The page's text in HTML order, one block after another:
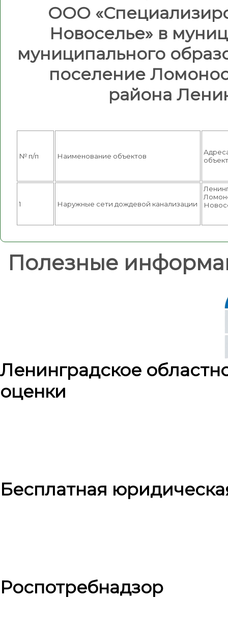
ООО
Новоселье» в
муниципального
поселение
района
№ п/п Наименование объектов
1 Наружные сети дождевой канализации
Полезные
Ленинградское
оценки
Бесплатная
Роспотребнадзор